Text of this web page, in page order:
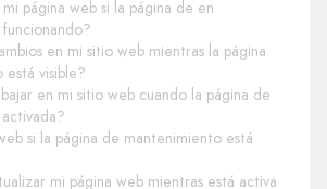
página web si la página de en
en mi sitio web mientras la página
visible?
en mi sitio web cuando la página de
si la página de mantenimiento está
mi página web mientras está activa